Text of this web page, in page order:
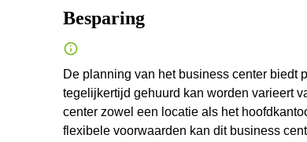
Besparing
De planning van het business center biedt
tegelijkertijd gehuurd kan worden varieert
center zowel een locatie als het
flexibele voorwaarden kan dit business